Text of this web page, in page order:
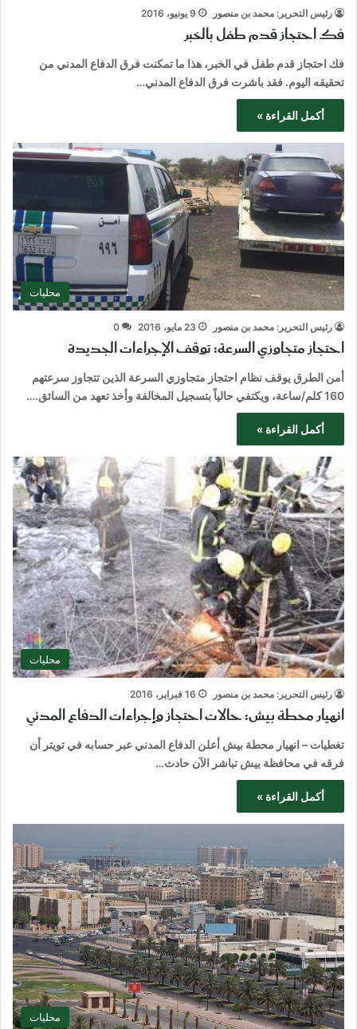
رئيس التحرير: محمد بن منصور 9 يونيو، 2016
فك احتجاز قدم طفل بالخبر
فك احتجاز قدم طفل في الخبر، هذا ما تمكنت فرق الدفاع المدني من
تحقيقه اليوم. فقد باشرت فرق الدفاع المدني…
أكمل القراءة »
محليات
رئيس التحرير: محمد بن منصور 23 مايو، 2016 0
احتجاز متجاوزي السرعة: توقف الإجراءات الجديدة
أمن الطرق يوقف نظام احتجاز متجاوزي السرعة الذين تتجاوز سرعتهم
160 كلم/ساعة، ويكتفي حالياً بتسجيل المخالفة وأخذ تعهد من السائق.…
أكمل القراءة »
محليات
رئيس التحرير: محمد بن منصور 16 فبراير، 2016
انهيار محطة بيش: حالات احتجاز وإجراءات الدفاع المدني
تغطيات – انهيار محطة بيش أعلن الدفاع المدني عبر حسابه في تويتر أن
فرقه في محافظة بيش تباشر الآن حادث…
أكمل القراءة »
محليات